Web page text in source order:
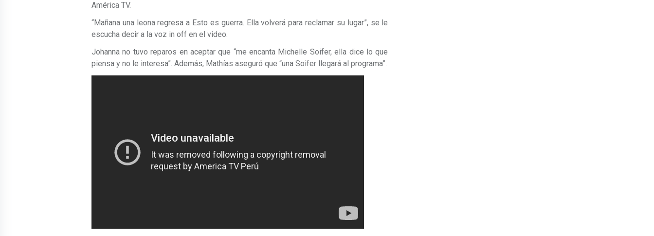
América TV.
“Mañana una leona regresa a Esto es guerra. Ella volverá para reclamar su lugar”, se le
escucha decir a la voz in off en el video.
Johanna no tuvo reparos en aceptar que “me encanta Michelle Soifer, ella dice lo que
piensa y no le interesa”. Además, Mathías aseguró que “una Soifer llegará al programa”.